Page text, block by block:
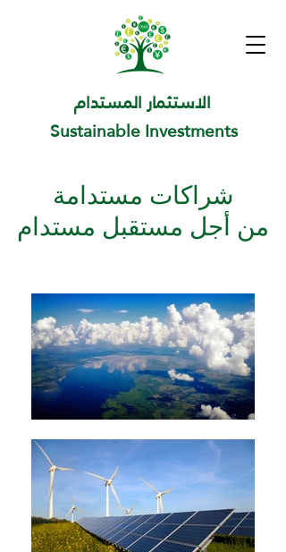
Sustainable Investments
الاستثمار المستدام
شراكات مستدامة
من أجل مستقبل مستدام